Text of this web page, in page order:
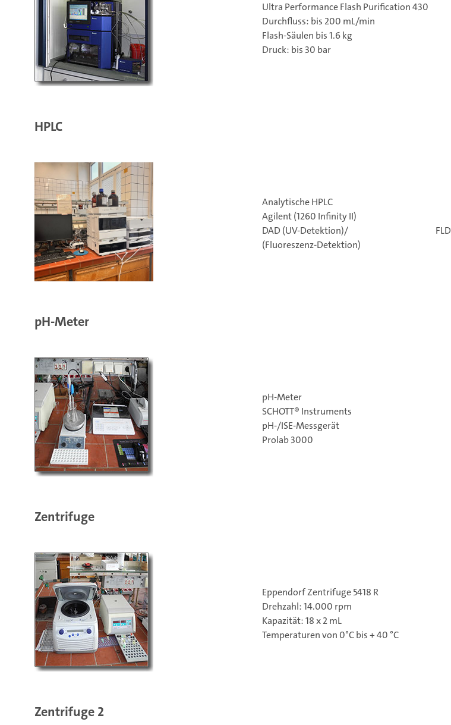
Ultra Performance Flash Purification 430
Durchfluss: bis 200 mL/min
Flash-Säulen bis 1.6 kg
Druck: bis 30 bar
HPLC
Analytische HPLC
Agilent (1260 Infinity II)
DAD (UV-Detektion)/ FLD
(Fluoreszenz-Detektion)
pH-Meter
pH-Meter
SCHOTT® Instruments
pH-/ISE-Messgerät
Prolab 3000
Zentrifuge
Eppendorf Zentrifuge 5418 R
Drehzahl: 14.000 rpm
Kapazität: 18 x 2 mL
Temperaturen von 0°C bis + 40 °C
Zentrifuge 2